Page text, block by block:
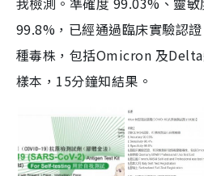
99.8%，已經通過臨床實驗認
種毒株，包括Omicron 及
樣本，15分鐘知結果。